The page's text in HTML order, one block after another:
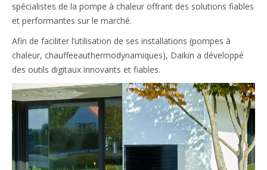
spécialistes de la pompe à chaleur offrant des solutions fiables
et performantes sur le marché.
Afin de faciliter l’utilisation de ses installations (pompes à
chaleur, chauffeeauthermodynamiques), Daikin a développé
des outils digitaux innovants et fiables.